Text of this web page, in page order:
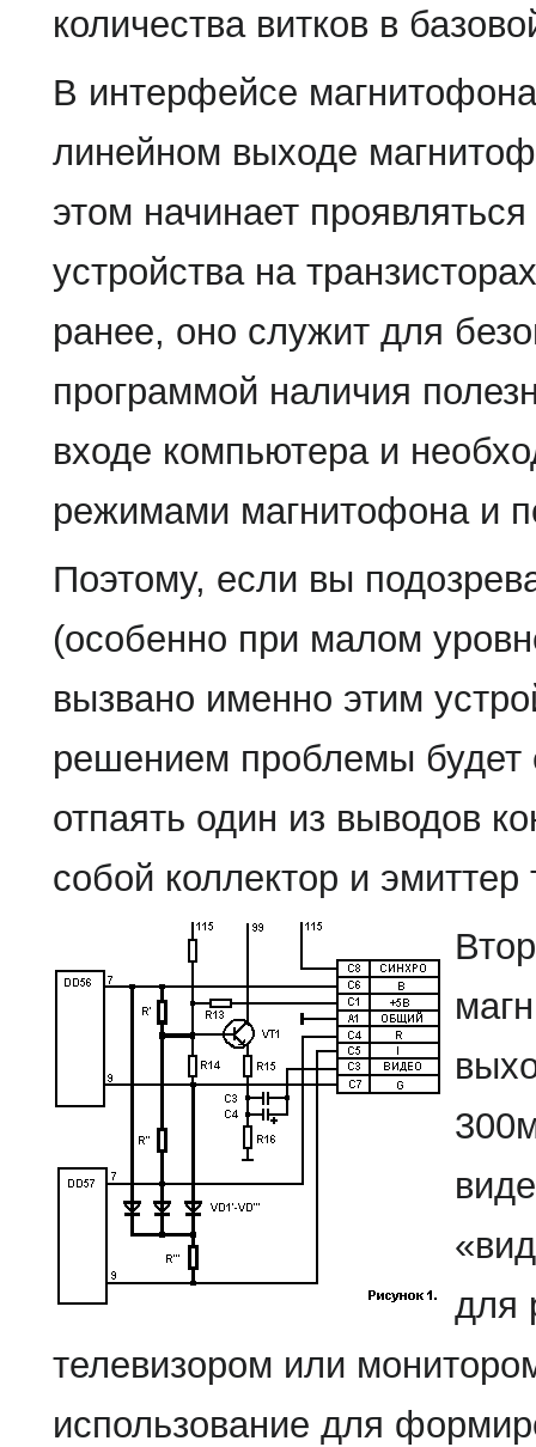
количества витков в
В интерфейсе
линейном выходе
этом начинает
устройства на
ранее, оно служит для
программой наличия
входе компьютера и
режимами магнитофона и
Поэтому, если вы
(особенно при малом
вызвано именно этим
решением проблемы будет
отпаять один из выводов
собой коллектор и эмиттер
для
телевизором или
использование для